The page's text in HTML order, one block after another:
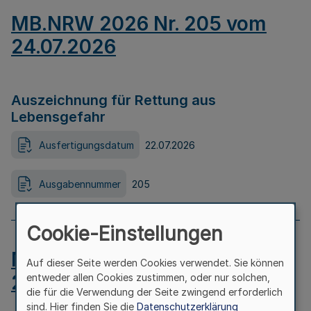
MB.NRW 2026 Nr. 205 vom
24.07.2026
Auszeichnung für Rettung aus
Lebensgefahr
Ausfertigungsdatum 22.07.2026
Ausgabennummer 205
MB.NRW 2026 Nr. 204 vom
24.07.2026
Cookie-Einstellungen
Auf dieser Seite werden Cookies verwendet. Sie können
entweder allen Cookies zustimmen, oder nur solchen,
die für die Verwendung der Seite zwingend erforderlich
sind. Hier finden Sie die Datenschutzerklärung